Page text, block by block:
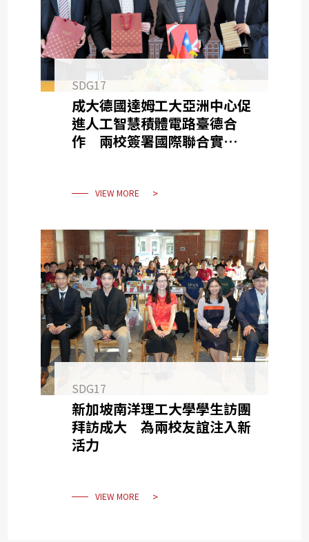
SDG17
成大德國達姆工大亞洲中心促
進人工智慧積體電路臺德合
作 兩校簽署國際聯合實驗室
VIEW MORE
SDG17
新加坡南洋理工大學學生訪團
拜訪成大 為兩校友誼注入新
活力
VIEW MORE